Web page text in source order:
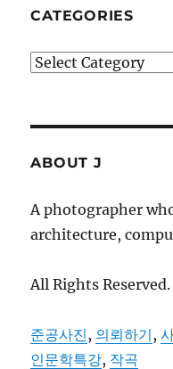
CATEGORIES
Categories
ABOUT J
A photographer
architecture,
All Rights
준공사진 , 의뢰하기 ,
인문학특강, 작곡